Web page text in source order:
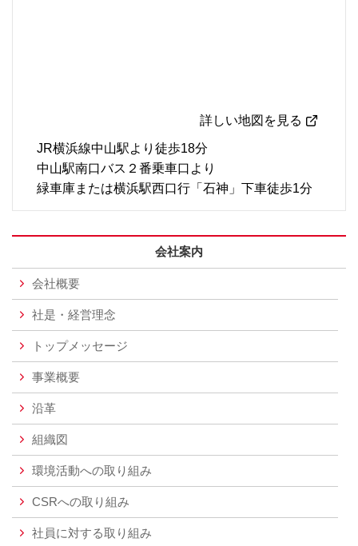
詳しい地図を見る
JR横浜線中山駅より徒歩18分
中山駅南口バス２番乗車口より
緑車庫または横浜駅西口行「石神」下車徒歩1分
会社案内
会社概要
社是・経営理念
トップメッセージ
事業概要
沿革
組織図
環境活動への取り組み
CSRへの取り組み
社員に対する取り組み